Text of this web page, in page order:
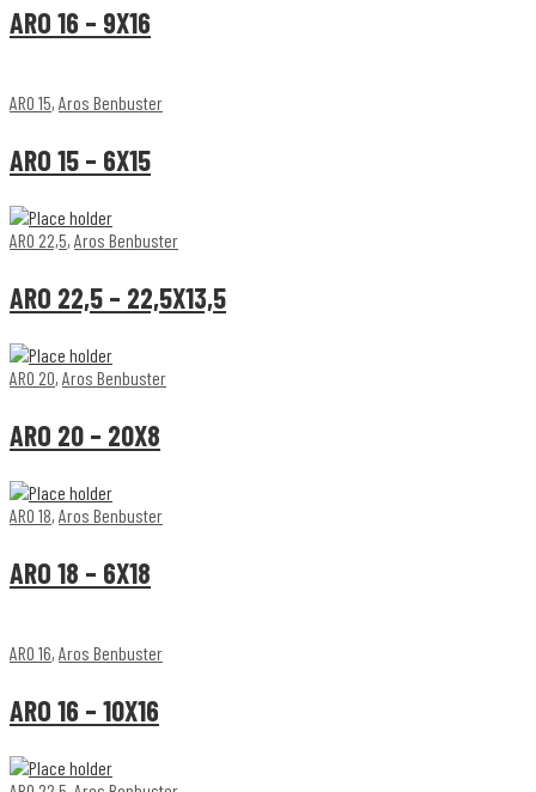
ARO 16 – 9X16
ARO 15, Aros Benbuster
ARO 15 – 6X15
ARO 22,5, Aros Benbuster
ARO 22,5 – 22,5X13,5
ARO 20, Aros Benbuster
ARO 20 – 20X8
ARO 18, Aros Benbuster
ARO 18 – 6X18
ARO 16, Aros Benbuster
ARO 16 – 10X16